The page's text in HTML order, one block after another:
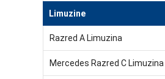
Limuzine
Razred A Limuzina
Mercedes Razred C Limuzina